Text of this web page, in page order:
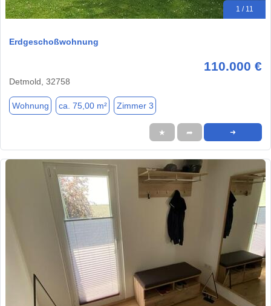
1 / 11
Erdgeschoßwohnung
110.000 €
Detmold, 32758
Wohnung ca. 75,00 m² Zimmer 3
★ ➦ ➜